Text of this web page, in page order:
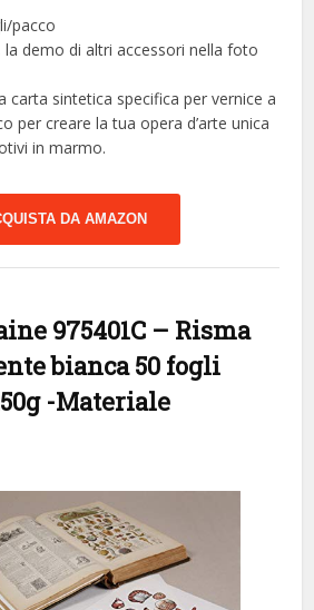
pacco
demo di altri accessori nella foto
carta sintetica specifica per vernice a
per creare la tua opera d’arte unica
in ​​marmo.
DA AMAZON
975401C – Risma
bianca 50 fogli
-Materiale